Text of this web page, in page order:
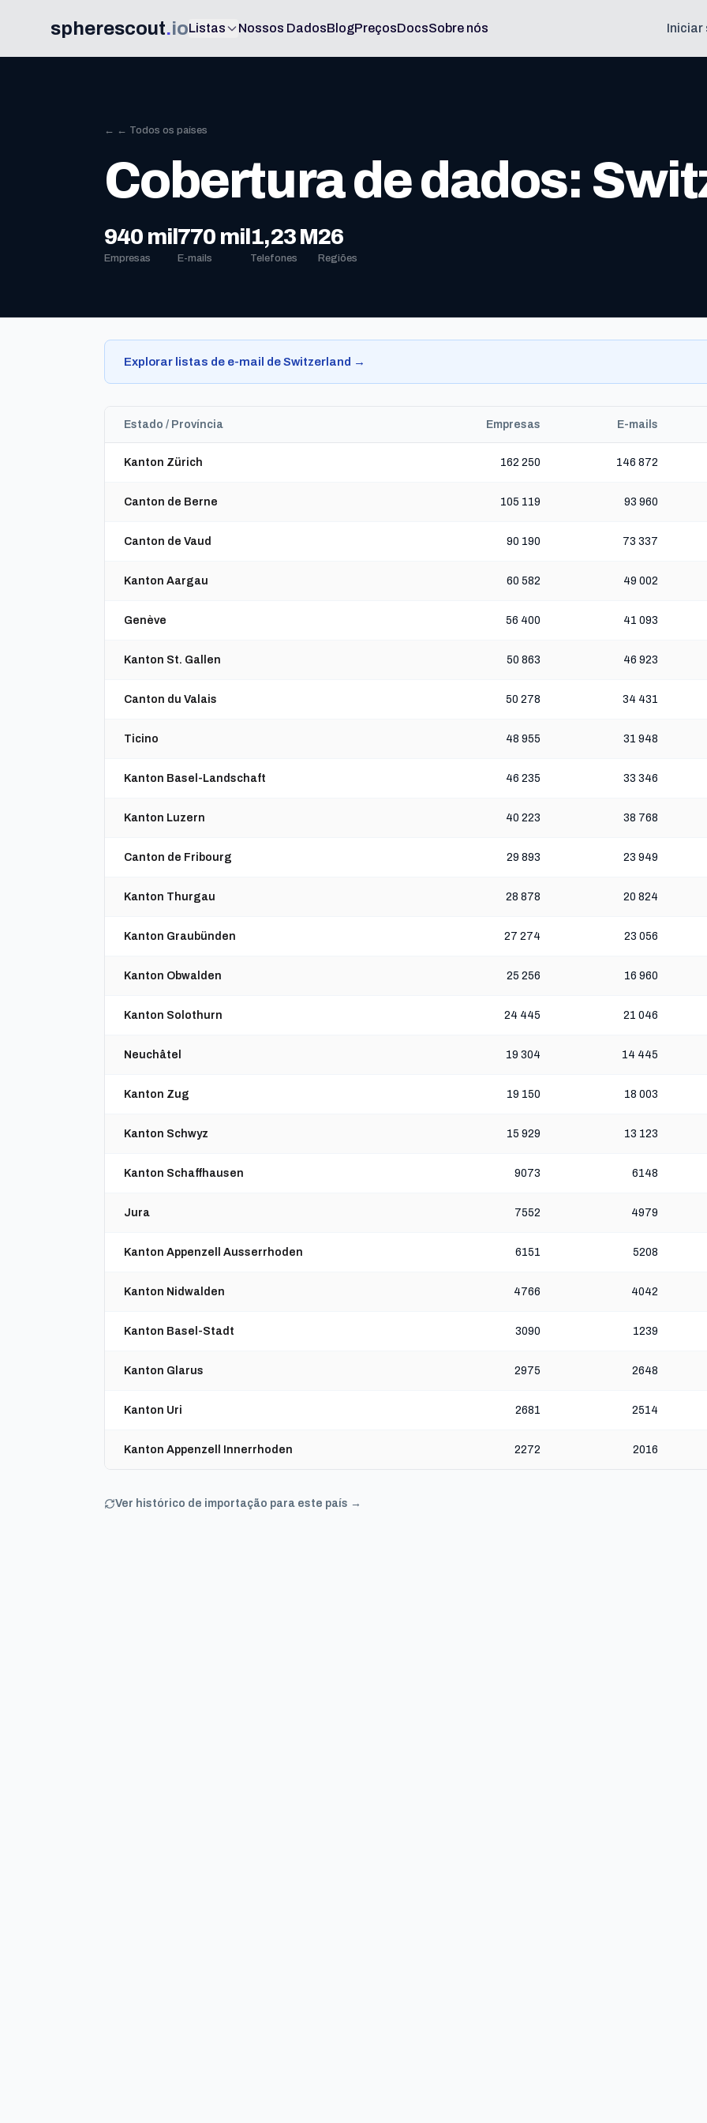
spherescout.ioListas Nossos DadosBlogPreçosDocsSobre nós Iniciar
← ← Todos os países
Cobertura de dados:
940 mil
Empresas
770 mil
E-mails
1,23 M
Telefones
26
Regiões
Explorar listas de e-mail de Switzerland →
Estado / Província Empresas E-mails
Kanton Zürich 162 250 146 872
Canton de Berne 105 119 93 960
Canton de Vaud 90 190 73 337
Kanton Aargau 60 582 49 002
Genève 56 400 41 093
Kanton St. Gallen 50 863 46 923
Canton du Valais 50 278 34 431
Ticino 48 955 31 948
Kanton Basel-Landschaft 46 235 33 346
Kanton Luzern 40 223 38 768
Canton de Fribourg 29 893 23 949
Kanton Thurgau 28 878 20 824
Kanton Graubünden 27 274 23 056
Kanton Obwalden 25 256 16 960
Kanton Solothurn 24 445 21 046
Neuchâtel 19 304 14 445
Kanton Zug 19 150 18 003
Kanton Schwyz 15 929 13 123
Kanton Schaffhausen 9073 6148
Jura 7552 4979
Kanton Appenzell Ausserrhoden 6151 5208
Kanton Nidwalden 4766 4042
Kanton Basel-Stadt 3090 1239
Kanton Glarus 2975 2648
Kanton Uri 2681 2514
Kanton Appenzell Innerrhoden 2272 2016
Ver histórico de importação para este país →